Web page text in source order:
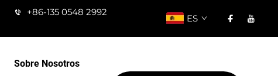
+86-135 0548 2992
ES
Sobre Nosotros